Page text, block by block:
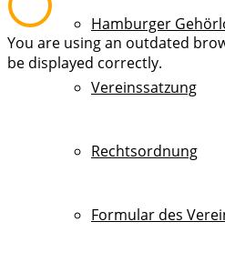
Hamburger
Vereinssatzung
Rechtsordnung
Formular des
You are using an outdated
be displayed correctly.